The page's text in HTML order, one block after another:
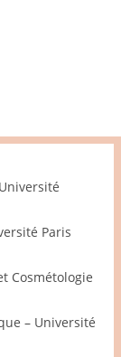
Paris
Cosmétologie
– Université